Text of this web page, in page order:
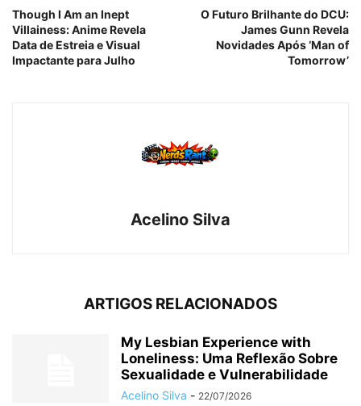
Though I Am an Inept
Villainess: Anime Revela
Data de Estreia e Visual
Impactante para Julho
O Futuro Brilhante do DCU:
James Gunn Revela
Novidades Após ‘Man of
Tomorrow’
Acelino Silva
ARTIGOS RELACIONADOS
My Lesbian Experience with
Loneliness: Uma Reflexão Sobre
Sexualidade e Vulnerabilidade
Acelino Silva - 22/07/2026